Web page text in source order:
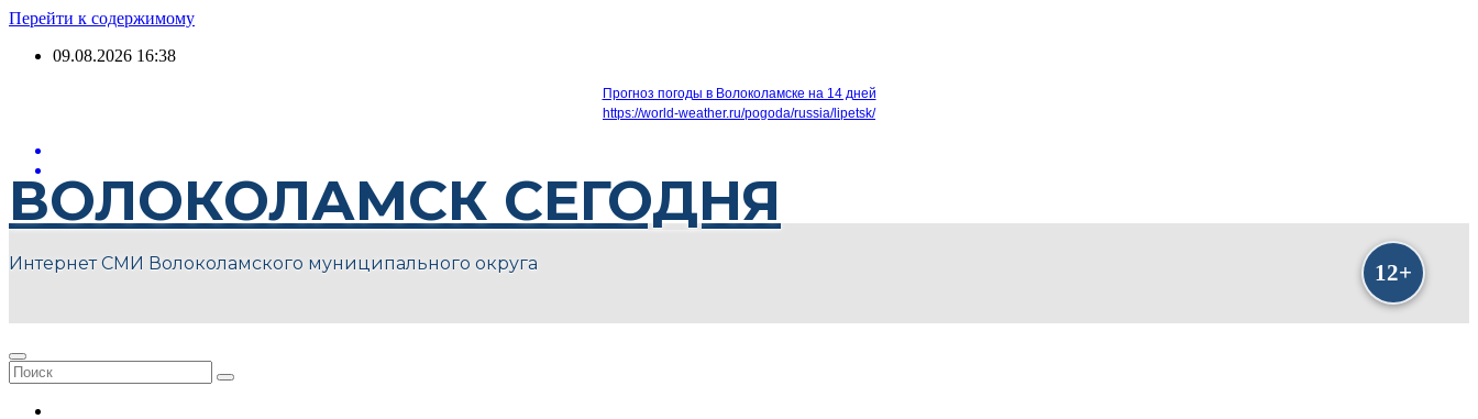
Перейти к содержимому
09.08.2026 16:38
Прогноз погоды в Волоколамске на 14 дней
https://world-weather.ru/pogoda/russia/lipetsk/
ВОЛОКОЛАМСК СЕГОДНЯ
Интернет СМИ Волоколамского муниципального округа